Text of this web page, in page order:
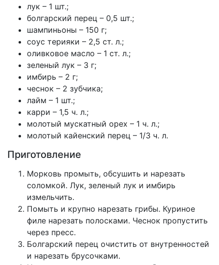
лук – 1 шт.;
болгарский перец – 0,5 шт.;
шампиньоны – 150 г;
соус терияки – 2,5 ст. л.;
оливковое масло – 1 ст. л.;
зеленый лук – 3 г;
имбирь – 2 г;
чеснок – 2 зубчика;
лайм – 1 шт.;
карри – 1,5 ч. л.;
молотый мускатный орех – 1 ч. л.;
молотый кайенский перец – 1/3 ч. л.
Приготовление
Морковь промыть, обсушить и нарезать
соломкой. Лук, зеленый лук и имбирь
измельчить.
Помыть и крупно нарезать грибы. Куриное
филе нарезать полосками. Чеснок пропустить
через пресс.
Болгарский перец очистить от внутренностей
и нарезать брусочками.